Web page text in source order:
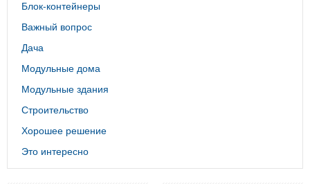
Блок-контейнеры
Важный вопрос
Дача
Модульные дома
Модульные здания
Строительство
Хорошее решение
Это интересно